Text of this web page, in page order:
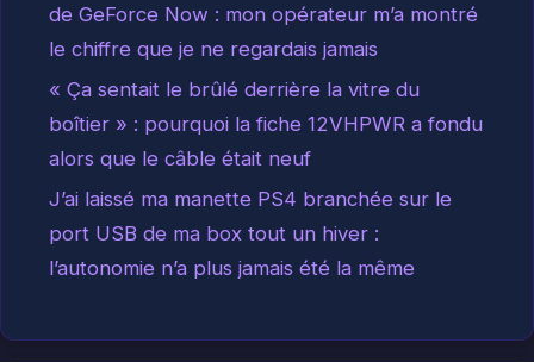
de GeForce Now : mon opérateur m’a montré
le chiffre que je ne regardais jamais
« Ça sentait le brûlé derrière la vitre du
boîtier » : pourquoi la fiche 12VHPWR a fondu
alors que le câble était neuf
J’ai laissé ma manette PS4 branchée sur le
port USB de ma box tout un hiver :
l’autonomie n’a plus jamais été la même